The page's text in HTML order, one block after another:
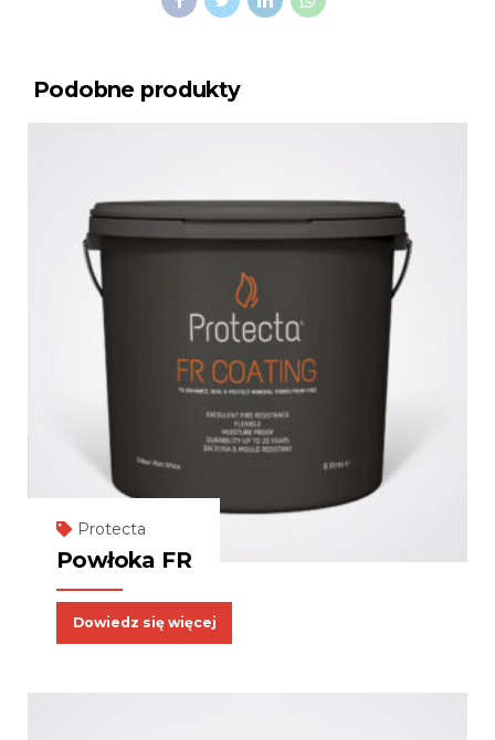
Podobne produkty
Protecta
Powłoka FR
Dowiedz się więcej